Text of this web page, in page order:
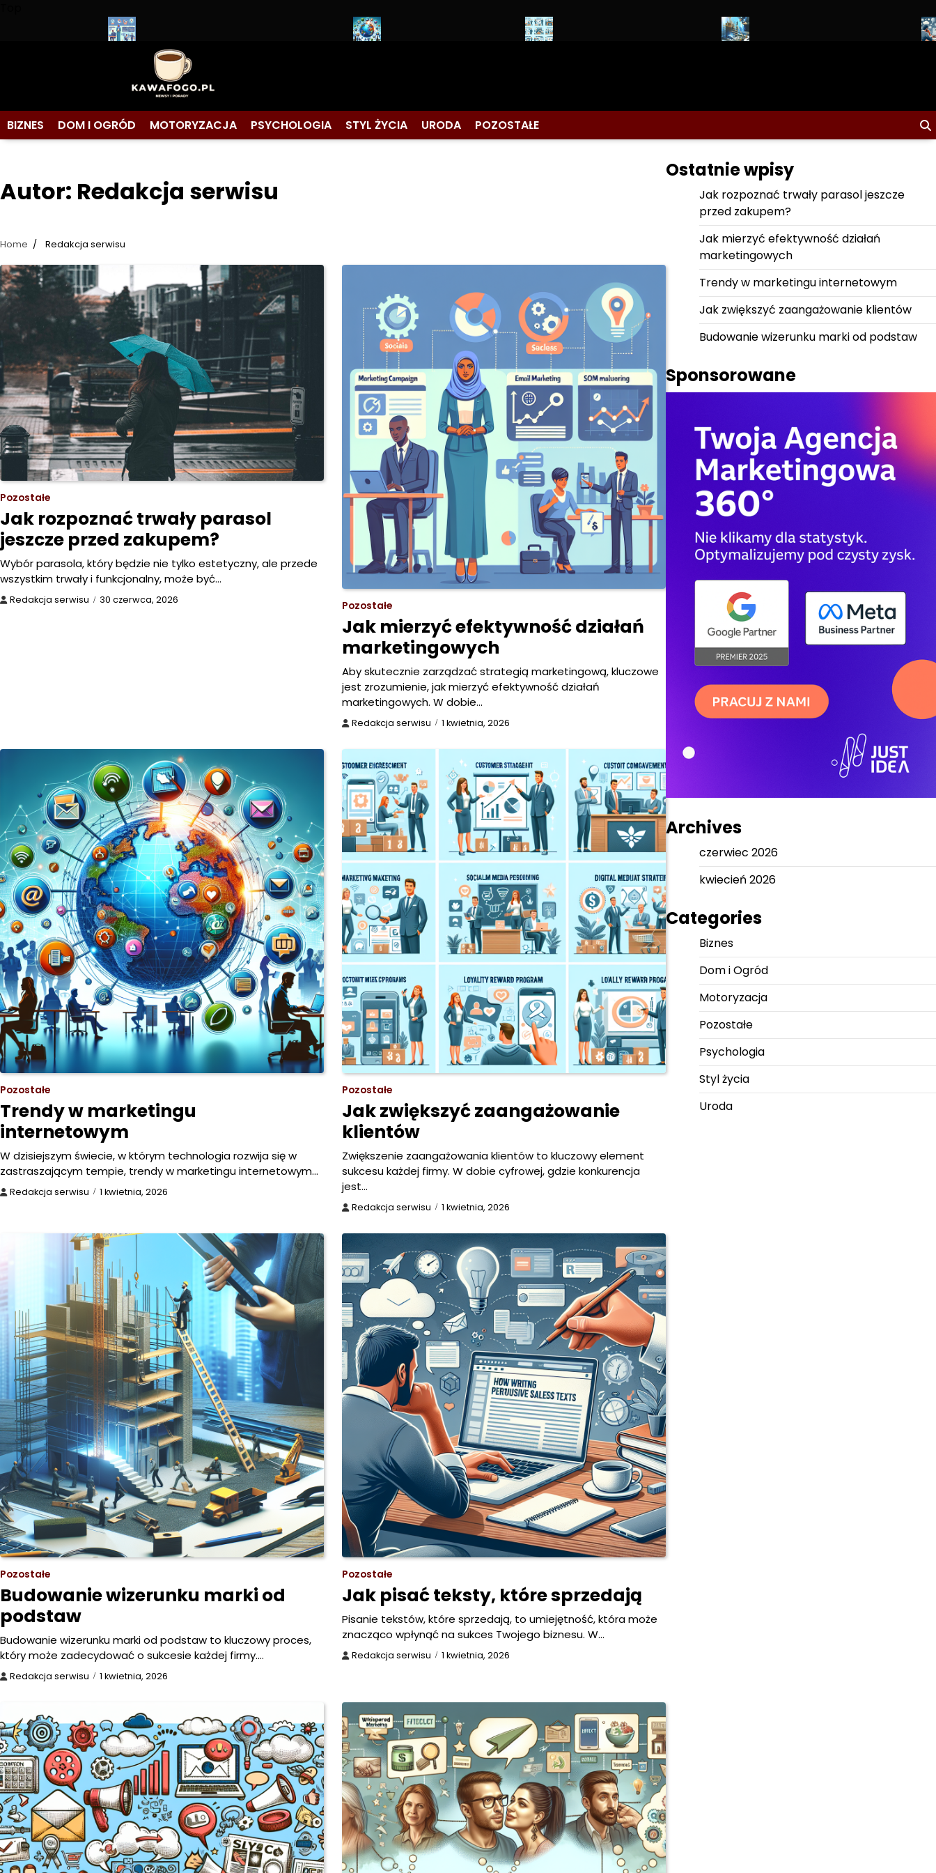
Jak mierzyć efektywność działań marketingowych
BIZNES DOM I OGRÓD MOTORYZACJA PSYCHOLOGIA STYL ŻYCIA URODA POZOSTAŁE
Autor: Redakcja serwisu
Home Redakcja serwisu
Pozostałe
Jak rozpoznać trwały parasol
jeszcze przed zakupem?
Wybór parasola, który będzie nie tylko estetyczny, ale przede
wszystkim trwały i funkcjonalny, może być…
Redakcja serwisu 30 czerwca, 2026 Pozostałe
Jak mierzyć efektywność działań
marketingowych
Aby skutecznie zarządzać strategią marketingową, kluczowe
jest zrozumienie, jak mierzyć efektywność działań
marketingowych. W dobie…
Redakcja serwisu 1 kwietnia, 2026
Pozostałe
Trendy w marketingu
internetowym
W dzisiejszym świecie, w którym technologia rozwija się w
zastraszającym tempie, trendy w marketingu internetowym…
Redakcja serwisu 1 kwietnia, 2026
Pozostałe
Jak zwiększyć zaangażowanie
klientów
Zwiększenie zaangażowania klientów to kluczowy element
sukcesu każdej firmy. W dobie cyfrowej, gdzie konkurencja
jest…
Redakcja serwisu 1 kwietnia, 2026
Pozostałe
Budowanie wizerunku marki od
podstaw
Budowanie wizerunku marki od podstaw to kluczowy proces,
który może zadecydować o sukcesie każdej firmy.…
Redakcja serwisu 1 kwietnia, 2026
Pozostałe
Jak pisać teksty, które sprzedają
Pisanie tekstów, które sprzedają, to umiejętność, która może
znacząco wpłynąć na sukces Twojego biznesu. W…
Redakcja serwisu 1 kwietnia, 2026
Ostatnie wpisy
Jak rozpoznać trwały parasol jeszcze
przed zakupem?
Jak mierzyć efektywność działań
marketingowych
Trendy w marketingu internetowym
Jak zwiększyć zaangażowanie klientów
Budowanie wizerunku marki od podstaw
Sponsorowane
Archives
czerwiec 2026
kwiecień 2026
Categories
Biznes
Dom i Ogród
Motoryzacja
Pozostałe
Psychologia
Styl życia
Uroda